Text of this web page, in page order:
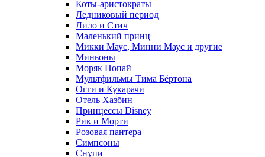
Коты-аристократы
Ледниковый период
Лило и Стич
Маленький принц
Микки Маус, Минни Маус и другие
Миньоны
Моряк Попай
Мультфильмы Тима Бёртона
Огги и Кукарачи
Отель Хазбин
Принцессы Disney
Рик и Морти
Розовая пантера
Симпсоны
Снупи